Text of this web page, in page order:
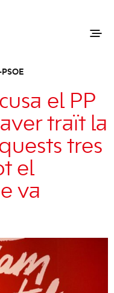
PSOE
el PP
traït la
tres
el
va